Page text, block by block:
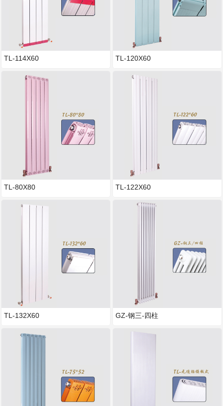
TL-114X60
TL-80X80
TL-132X60
TL-120X60
TL-122X60
GZ-钢三-四柱